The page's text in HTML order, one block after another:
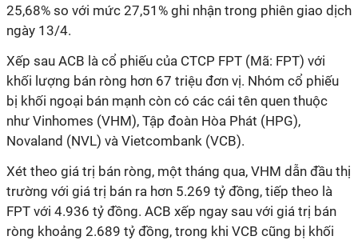
25,68% so với mức 27,51% ghi nhận trong phiên giao dịch
ngày 13/4.
Xếp sau ACB là cổ phiếu của CTCP FPT (Mã: FPT) với
khối lượng bán ròng hơn 67 triệu đơn vị. Nhóm cổ phiếu
bị khối ngoại bán mạnh còn có các cái tên quen thuộc
như Vinhomes (VHM), Tập đoàn Hòa Phát (HPG),
Novaland (NVL) và Vietcombank (VCB).
Xét theo giá trị bán ròng, một tháng qua, VHM dẫn đầu thị
trường với giá trị bán ra hơn 5.269 tỷ đồng, tiếp theo là
FPT với 4.936 tỷ đồng. ACB xếp ngay sau với giá trị bán
ròng khoảng 2.689 tỷ đồng, trong khi VCB cũng bị khối